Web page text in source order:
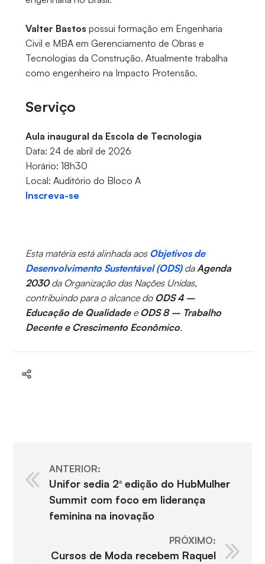
Valter Bastos possui formação em Engenharia
Civil e MBA em Gerenciamento de Obras e
Tecnologias da Construção. Atualmente trabalha
como engenheiro na Impacto Protensão.
Serviço
Aula inaugural da Escola de Tecnologia
Data: 24 de abril de 2026
Horário: 18h30
Local: Auditório do Bloco A
Inscreva-se
Esta matéria está alinhada aos Objetivos de
Desenvolvimento Sustentável (ODS)daAgenda
2030da Organização das Nações Unidas,
contribuindo para o alcance do ODS 4 –
Educação de Qualidadee ODS 8 – Trabalho
Decente e Crescimento Econômico.
ANTERIOR:
Unifor sedia 2ª edição do HubMulher
Summit com foco em liderança
feminina na inovação
PRÓXIMO:
Cursos de Moda recebem Raquel